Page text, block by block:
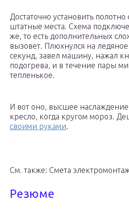
Достаточно установить
штатные места. Схема
же, то есть дополнительных
вызовет. Плюхнулся на
секунд, завел машину, нажал
подогрева, и в течение пары
тепленькое.
И вот оно, высшее
кресло, когда кругом мороз.
своими руками.
См. также: Смета
Резюме